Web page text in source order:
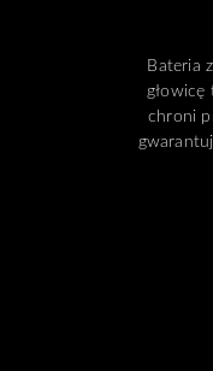
Bateria
głowicę
chroni